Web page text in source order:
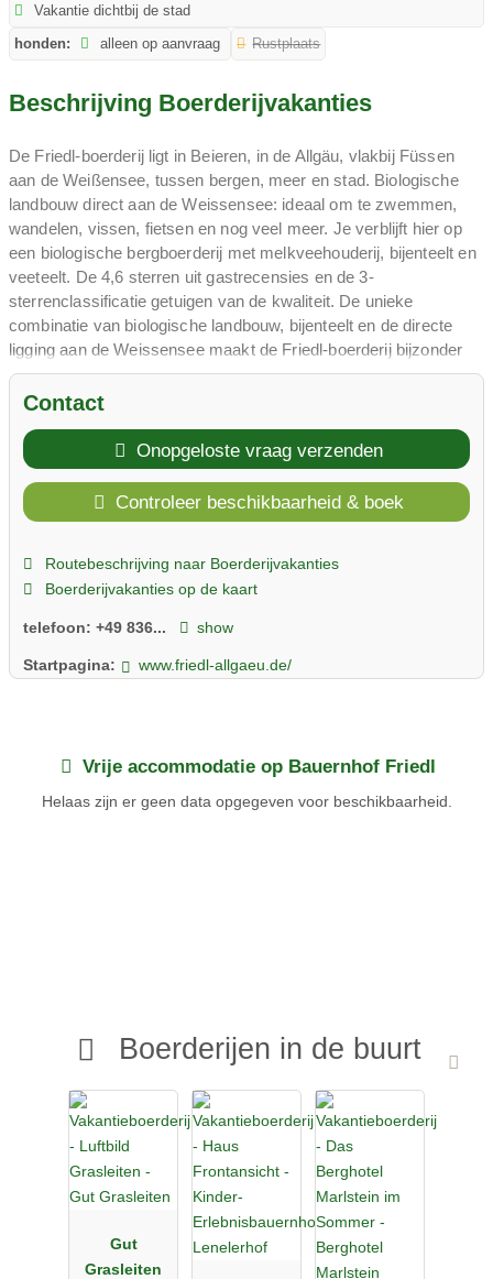
Vakantie dichtbij de stad
honden:
alleen op aanvraag Rustplaats
Beschrijving Boerderijvakanties
De Friedl-boerderij ligt in Beieren, in de Allgäu, vlakbij Füssen
aan de Weißensee, tussen bergen, meer en stad. Biologische
landbouw direct aan de Weissensee: ideaal om te zwemmen,
wandelen, vissen, fietsen en nog veel meer. Je verblijft hier op
een biologische bergboerderij met melkveehouderij, bijenteelt en
veeteelt. De 4,6 sterren uit gastrecensies en de 3-
sterrenclassificatie getuigen van de kwaliteit. De unieke
combinatie van biologische landbouw, bijenteelt en de directe
ligging aan de Weissensee maakt de Friedl-boerderij bijzonder
aantrekkelijk.
De eigenaren runnen met passie hun biologische boerderij direct
zwemmen, wandelen, vissen, fietsen en nog veel meer. Uw
kinderen zullen bijen, koeien, geiten, konijnen en kippen van
dichtbij kunnen bewonderen. Bijenhouden maakt de biologische
boerderij tot een bijzondere ervaring. De speeltuin biedt extra
zorgen.
De Friedl-boerderij biedt accommodatie voor 15 gasten met
Weissensee garandeert puur zwemplezier en ontspanning.
naast de deur.
boerderij met een bijenstal direct aan het water.
Contact
Onopgeloste vraag verzenden
Controleer beschikbaarheid & boek
Routebeschrijving naar Boerderijvakanties
Boerderijvakanties op de kaart
telefoon: +49 836... show
Startpagina: www.friedl-allgaeu.de/
Vrije accommodatie op Bauernhof Friedl
Helaas zijn er geen data opgegeven voor beschikbaarheid.
Boerderijen in de buurt
Gut
Grasleiten